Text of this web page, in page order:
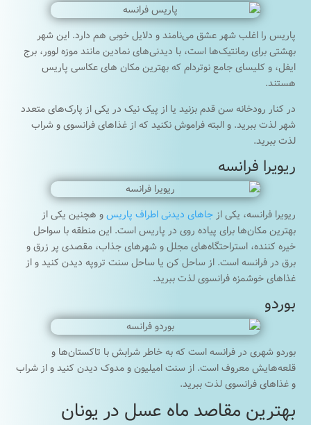
پاریس را اغلب شهر عشق می‌نامند و دلایل خوبی هم دارد. این شهر
بهشتی برای رمانتیک‌ها است، با دیدنی‌های نمادین مانند موزه لوور، برج
ایفل، و کلیسای جامع نوتردام که بهترین مکان های عکاسی پاریس
هستند.
در کنار رودخانه سن قدم بزنید یا از پیک نیک در یکی از پارک‌های متعدد
شهر لذت ببرید. و البته فراموش نکنید که از غذاهای فرانسوی و شراب
لذت ببرید.
ریویرا فرانسه
ریویرا فرانسه، یکی ازجاهای دیدنی اطراف پاریسو هچنین یکی از
بهترین مکان‌ها برای پیاده روی در پاریس است. این منطقه با سواحل
خیره کننده، استراحتگاه‌های مجلل و شهرهای جذاب، مقصدی پر زرق و
برق در فرانسه است. از ساحل کن یا ساحل سنت تروپه دیدن کنید و از
غذاهای خوشمزه فرانسوی لذت ببرید.
بوردو
بوردو شهری در فرانسه است که به خاطر شرابش با تاکستان‌ها و
قلعه‌هایش معروف است. از سنت امیلیون و مدوک دیدن کنید و از شراب
و غذاهای فرانسوی لذت ببرید.
بهترین مقاصد ماه عسل در یونان